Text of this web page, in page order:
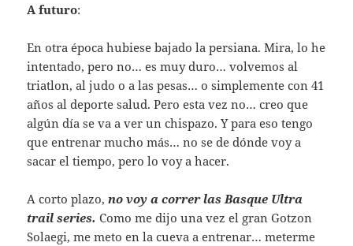
A futuro:
En otra época hubiese bajado la persiana. Mira, lo he
intentado, pero no… es muy duro… volvemos al
triatlon, al judo o a las pesas… o simplemente con 41
años al deporte salud. Pero esta vez no… creo que
algún día se va a ver un chispazo. Y para eso tengo
que entrenar mucho más… no se de dónde voy a
sacar el tiempo, pero lo voy a hacer.
A corto plazo,no voy a correr las Basque Ultra
trail series.Como me dijo una vez el gran Gotzon
Solaegi, me meto en la cueva a entrenar… meterme